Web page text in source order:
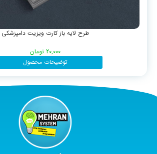
طرح لایه باز کارت ویزیت دامپزشکی
20,000 تومان
توضیحات محصول